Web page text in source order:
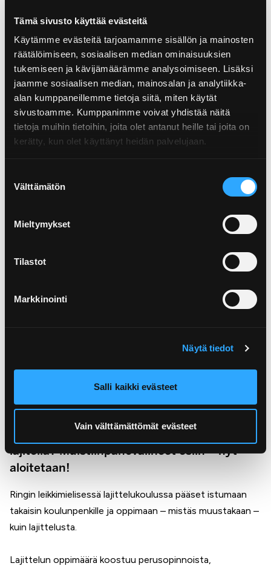
Tämä sivusto käyttää evästeitä
Käytämme evästeitä tarjoamamme sisällön ja mainosten
räätälöimiseen, sosiaalisen median ominaisuuksien
tukemiseen ja kävijämäärämme analysoimiseen. Lisäksi
jaamme sosiaalisen median, mainosalan ja analytiikka-
alan kumppaneillemme tietoja siitä, miten käytät
sivustoamme. Kumppanimme voivat yhdistää näitä
tietoja muihin tietoihin, joita olet antanut heille tai joita on
kerätty, kun olet käyttänyt heidän palvelujaan.
valinta
Välttämätön
Mieltymykset
Tilastot
Markkinointi
Näytä tiedot
Salli kaikki evästeet
Vain välttämättömät evästeet
Tervetuloa lajittelukoulun
Tiedätkö, miten käytetyt pakkaukset pitää
lajitella? Muistiinpanovälineet esiin – nyt
aloitetaan!
Ringin leikkimielisessä lajittelukoulussa pääset istumaan
takaisin koulunpenkille ja oppimaan – mistäs muustakaan –
kuin lajittelusta.
Lajittelun oppimäärä koostuu perusopinnoista,